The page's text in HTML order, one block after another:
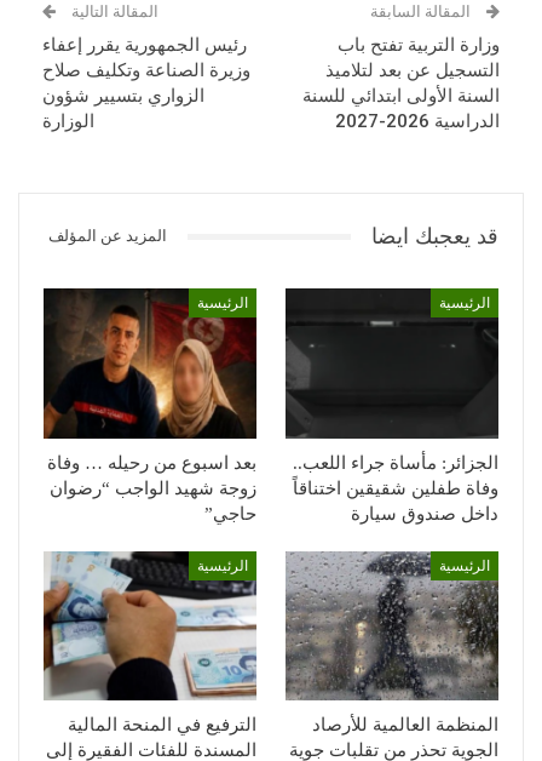
المقالة السابقة
وزارة التربية تفتح باب
التسجيل عن بعد لتلاميذ
السنة الأولى ابتدائي للسنة
الدراسية 2026-2027
المقالة التالية
رئيس الجمهورية يقرر إعفاء
وزيرة الصناعة وتكليف صلاح
الزواري بتسيير شؤون
الوزارة
قد يعجبك ايضا المزيد عن المؤلف
الرئيسية
الجزائر: مأساة جراء اللعب..
وفاة طفلين شقيقين اختناقاً
داخل صندوق سيارة
الرئيسية
بعد اسبوع من رحيله … وفاة
زوجة شهيد الواجب “رضوان
حاجي”
الرئيسية
المنظمة العالمية للأرصاد
الجوية تحذر من تقلبات جوية
الرئيسية
الترفيع في المنحة المالية
المسندة للفئات الفقيرة إلى